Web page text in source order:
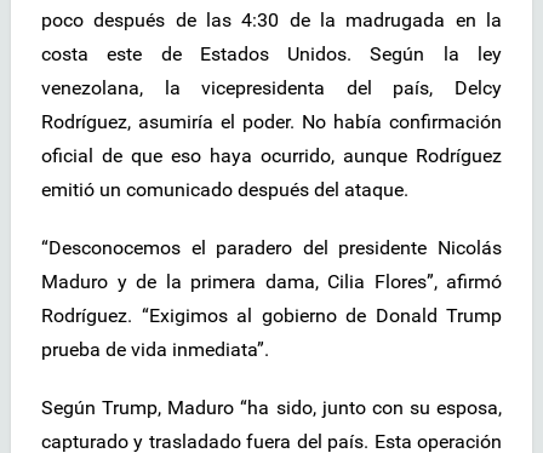
poco después de las 4:30 de la madrugada en la
costa este de Estados Unidos. Según la ley
venezolana, la vicepresidenta del país, Delcy
Rodríguez, asumiría el poder. No había confirmación
oficial de que eso haya ocurrido, aunque Rodríguez
emitió un comunicado después del ataque.
“Desconocemos el paradero del presidente Nicolás
Maduro y de la primera dama, Cilia Flores”, afirmó
Rodríguez. “Exigimos al gobierno de Donald Trump
prueba de vida inmediata”.
Según Trump, Maduro “ha sido, junto con su esposa,
capturado y trasladado fuera del país. Esta operación